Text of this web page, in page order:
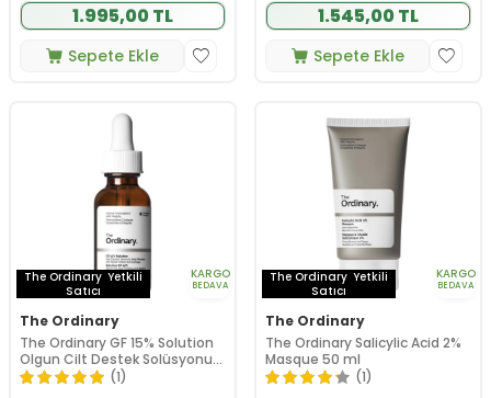
1.995,00 TL
Sepete Ekle
1.545,00 TL
Sepete Ekle
The Ordinary Yetkili
Satıcı
KARGO
BEDAVA
The Ordinary
The Ordinary GF 15% Solution
Olgun Cilt Destek Solüsyonu
30 ml
(1)
The Ordinary Yetkili
Satıcı
KARGO
BEDAVA
The Ordinary
The Ordinary Salicylic Acid 2%
Masque 50 ml
(1)